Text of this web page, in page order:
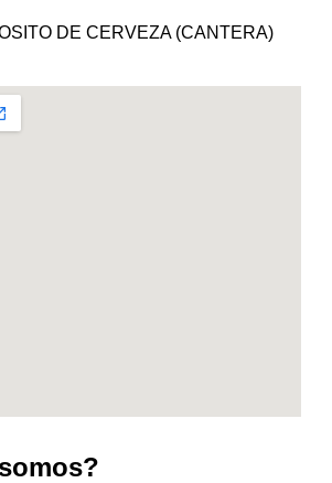
DE CERVEZA (CANTERA)